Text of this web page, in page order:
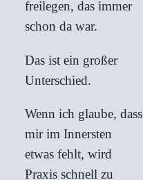
freilegen, das immer
schon da war.
Das ist ein großer
Unterschied.
Wenn ich glaube, dass
mir im Innersten
etwas fehlt, wird
Praxis schnell zu